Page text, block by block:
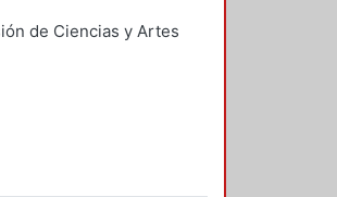
de Ciencias y Artes